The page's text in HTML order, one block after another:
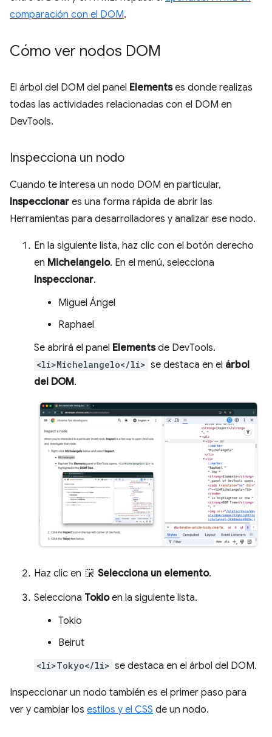
comparación con el DOM.
Cómo ver nodos DOM
El árbol del DOM del panel Elementses donde realizas
todas las actividades relacionadas con el DOM en
DevTools.
Inspecciona un nodo
Cuando te interesa un nodo DOM en particular,
Inspeccionar es una forma rápida de abrir las
Herramientas para desarrolladores y analizar ese nodo.
En la siguiente lista, haz clic con el botón derecho
en Michelangelo. En el menú, selecciona
Inspeccionar.
Miguel Ángel
Raphael
Se abrirá el panel Elementsde DevTools.
<li>Michelangelo</li> se destaca en el árbol
del DOM.
Haz clic en Selecciona un elemento.
Selecciona Tokioen la siguiente lista.
Tokio
Beirut
<li>Tokyo</li> se destaca en el árbol del DOM.
Inspeccionar un nodo también es el primer paso para
ver y cambiar los estilos y el CSS de un nodo.